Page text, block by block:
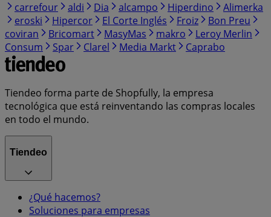
carrefour
aldi Dia alcampo Hiperdino
Alimerka
eroski
Hipercor El Corte Inglés Froiz
Bon Preu
coviran
Bricomart MasyMas makro
Leroy Merlin
Consum
Spar Clarel Media Markt Caprabo
Tiendeo forma parte de Shopfully, la empresa
tecnológica que está reinventando las compras locales
en todo el mundo.
Tiendeo
¿Qué hacemos?
Soluciones para empresas